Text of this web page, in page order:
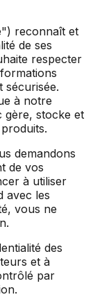
reconnaît et
de ses
respecter
sécurisée.
à notre
gère, stocke et
demandons
de vos
à utiliser
avec les
vous ne
des
et à
par